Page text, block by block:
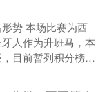
势 本场比赛为西
人作为升班马，本
目前暂列积分榜中
微弱优势。马洛卡